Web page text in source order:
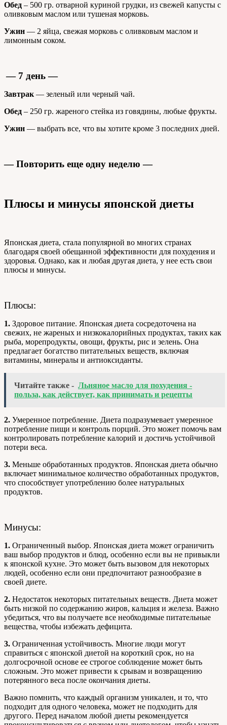
Обед – 500 гр. отварной куриной грудки, из свежей капусты с
оливковым маслом или тушеная морковь.
Ужин — 2 яйца, свежая морковь с оливковым маслом и
лимонным соком.
— 7 день —
Завтрак — зеленый или черный чай.
Обед – 250 гр. жареного стейка из говядины, любые фрукты.
Ужин — выбрать все, что вы хотите кроме 3 последних дней.
— Повторить еще одну неделю —
Плюсы и минусы японской диеты
Японская диета, стала популярной во многих странах
благодаря своей обещанной эффективности для похудения и
здоровья. Однако, как и любая другая диета, у нее есть свои
плюсы и минусы.
Плюсы:
1. Здоровое питание. Японская диета сосредоточена на
свежих, не жареных и низкокалорийных продуктах, таких как
рыба, морепродукты, овощи, фрукты, рис и зелень. Она
предлагает богатство питательных веществ, включая
витамины, минералы и антиоксиданты.
Читайте также - Льняное масло для похудения -
польза, как действует, как принимать и рецепты
2. Умеренное потребление. Диета подразумевает умеренное
потребление пищи и контроль порций. Это может помочь вам
контролировать потребление калорий и достичь устойчивой
потери веса.
3. Меньше обработанных продуктов. Японская диета обычно
включает минимальное количество обработанных продуктов,
что способствует употреблению более натуральных
продуктов.
Минусы:
1. Ограниченный выбор. Японская диета может ограничить
ваш выбор продуктов и блюд, особенно если вы не привыкли
к японской кухне. Это может быть вызовом для некоторых
людей, особенно если они предпочитают разнообразие в
своей диете.
2. Недостаток некоторых питательных веществ. Диета может
быть низкой по содержанию жиров, кальция и железа. Важно
убедиться, что вы получаете все необходимые питательные
вещества, чтобы избежать дефицита.
3. Ограниченная устойчивость. Многие люди могут
справиться с японской диетой на короткий срок, но на
долгосрочной основе ее строгое соблюдение может быть
сложным. Это может привести к срывам и возвращению
потерянного веса после окончания диеты.
Важно помнить, что каждый организм уникален, и то, что
подходит для одного человека, может не подходить для
другого. Перед началом любой диеты рекомендуется